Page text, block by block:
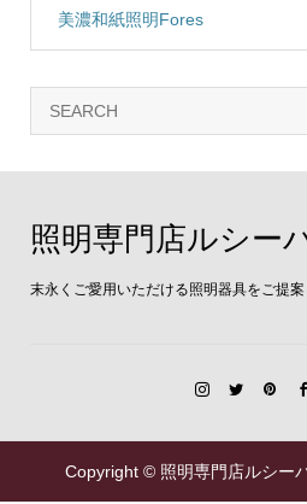
美濃和紙照明Fores
照明専門店ルシー
末永くご愛用いただける照明器具をご提案
Copyright ©照明専門店ルシー